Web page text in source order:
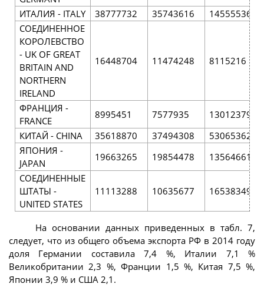
ИТАЛИЯ - ITALY
38777732 35743616
14555536
СОЕДИНЕННОЕ
КОРОЛЕВСТВО
- UK OF GREAT
BRITAIN AND
NORTHERN
IRELAND
16448704 11474248 8115216
ФРАНЦИЯ -
FRANCE
8995451 7577935
13012379
КИТАЙ - CHINA
35618870 37494308
53065362
ЯПОНИЯ -
JAPAN
19663265 19854478
13564661
СОЕДИНЕННЫЕ
ШТАТЫ -
UNITED STATES
11113288 10635677 16538349
На основании данных приведенных в табл. 7,
следует, что из общего объема экспорта РФ в 2014 году
доля Германии составила 7,4 %, Италии 7,1 %
Великобритании 2,3 %, Франции 1,5 %, Китая 7,5 %,
Японии 3,9 % и США 2,1.